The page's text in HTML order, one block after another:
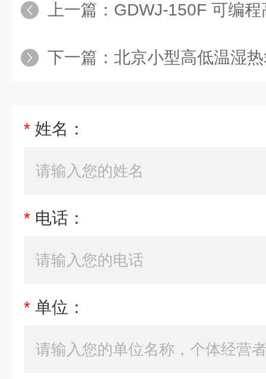
上一篇： GDWJ-150F 可编
下一篇： 北京小型高低温湿
* 姓名：
* 电话：
* 单位：